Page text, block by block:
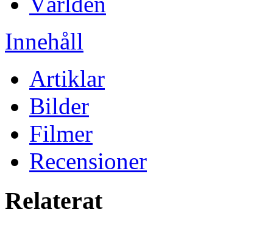
Innehåll
Artiklar
Bilder
Filmer
Recensioner
Relaterat